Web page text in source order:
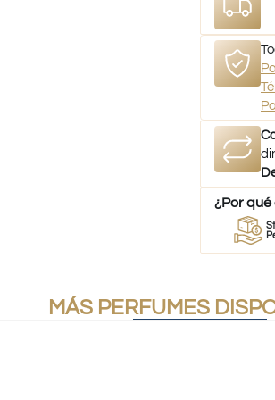
¿Por
Stock
MÁS PERFUMES